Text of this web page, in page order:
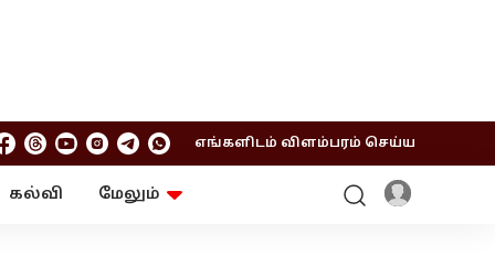
எங்களிடம் விளம்பரம் செய்ய
கல்வி
மேலும்